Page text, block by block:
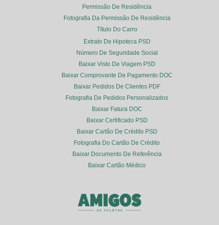
Permissão De Residência
Fotografia Da Permissão De Residência
Título Do Carro
Extrato De Hipoteca PSD
Número De Seguridade Social
Baixar Visto De Viagem PSD
Baixar Comprovante De Pagamento DOC
Baixar Pedidos De Clientes PDF
Fotografia De Pedidos Personalizados
Baixar Fatura DOC
Baixar Certificado PSD
Baixar Cartão De Crédito PSD
Fotografia Do Cartão De Crédito
Baixar Documento De Referência
Baixar Cartão Médico